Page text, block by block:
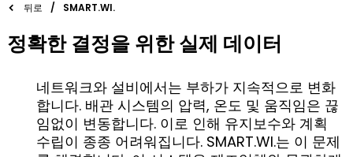
뒤로 SMART.WI.
정확한 결정을 위한 실제 데이터
네트워크와 설비에서는 부하가 지속적으로 변화
합니다. 배관 시스템의 압력, 온도 및 움직임은 끊
임없이 변동합니다. 이로 인해 유지보수와 계획
수립이 종종 어려워집니다. SMART.WI.는 이 문제